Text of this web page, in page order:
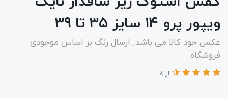
ویپور پرو ۱۴ سایز ۳۵ تا ۳۹
عکس خود کالا می باشد_ارسال رنگ بر اساس موجودی
فروشگاه
از 8